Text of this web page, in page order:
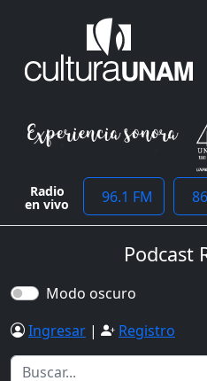
Radio
en vivo 96.1 FM
Podcast
Modo oscuro
Ingresar | Registro